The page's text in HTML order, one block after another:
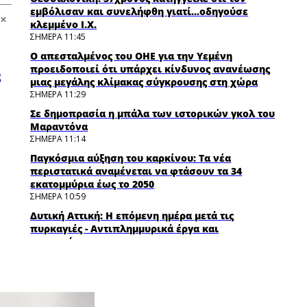
εμβόλισαν και συνελήφθη γιατί...οδηγούσε
κλεμμένο Ι.Χ.
ΣΗΜΕΡΑ 11:45
Ο απεσταλμένος του ΟΗΕ για την Υεμένη
προειδοποιεί ότι υπάρχει κίνδυνος ανανέωσης
μιας μεγάλης κλίμακας σύγκρουσης στη χώρα
ΣΗΜΕΡΑ 11:29
Σε δημοπρασία η μπάλα των ιστορικών γκολ του
Μαραντόνα
ΣΗΜΕΡΑ 11:14
Παγκόσμια αύξηση του καρκίνου: Τα νέα
περιστατικά αναμένεται να φτάσουν τα 34
εκατομμύρια έως το 2050
ΣΗΜΕΡΑ 10:59
Δυτική Αττική: Η επόμενη ημέρα μετά τις
πυρκαγιές - Αντιπλημμυρικά έργα και
αποκατάσταση